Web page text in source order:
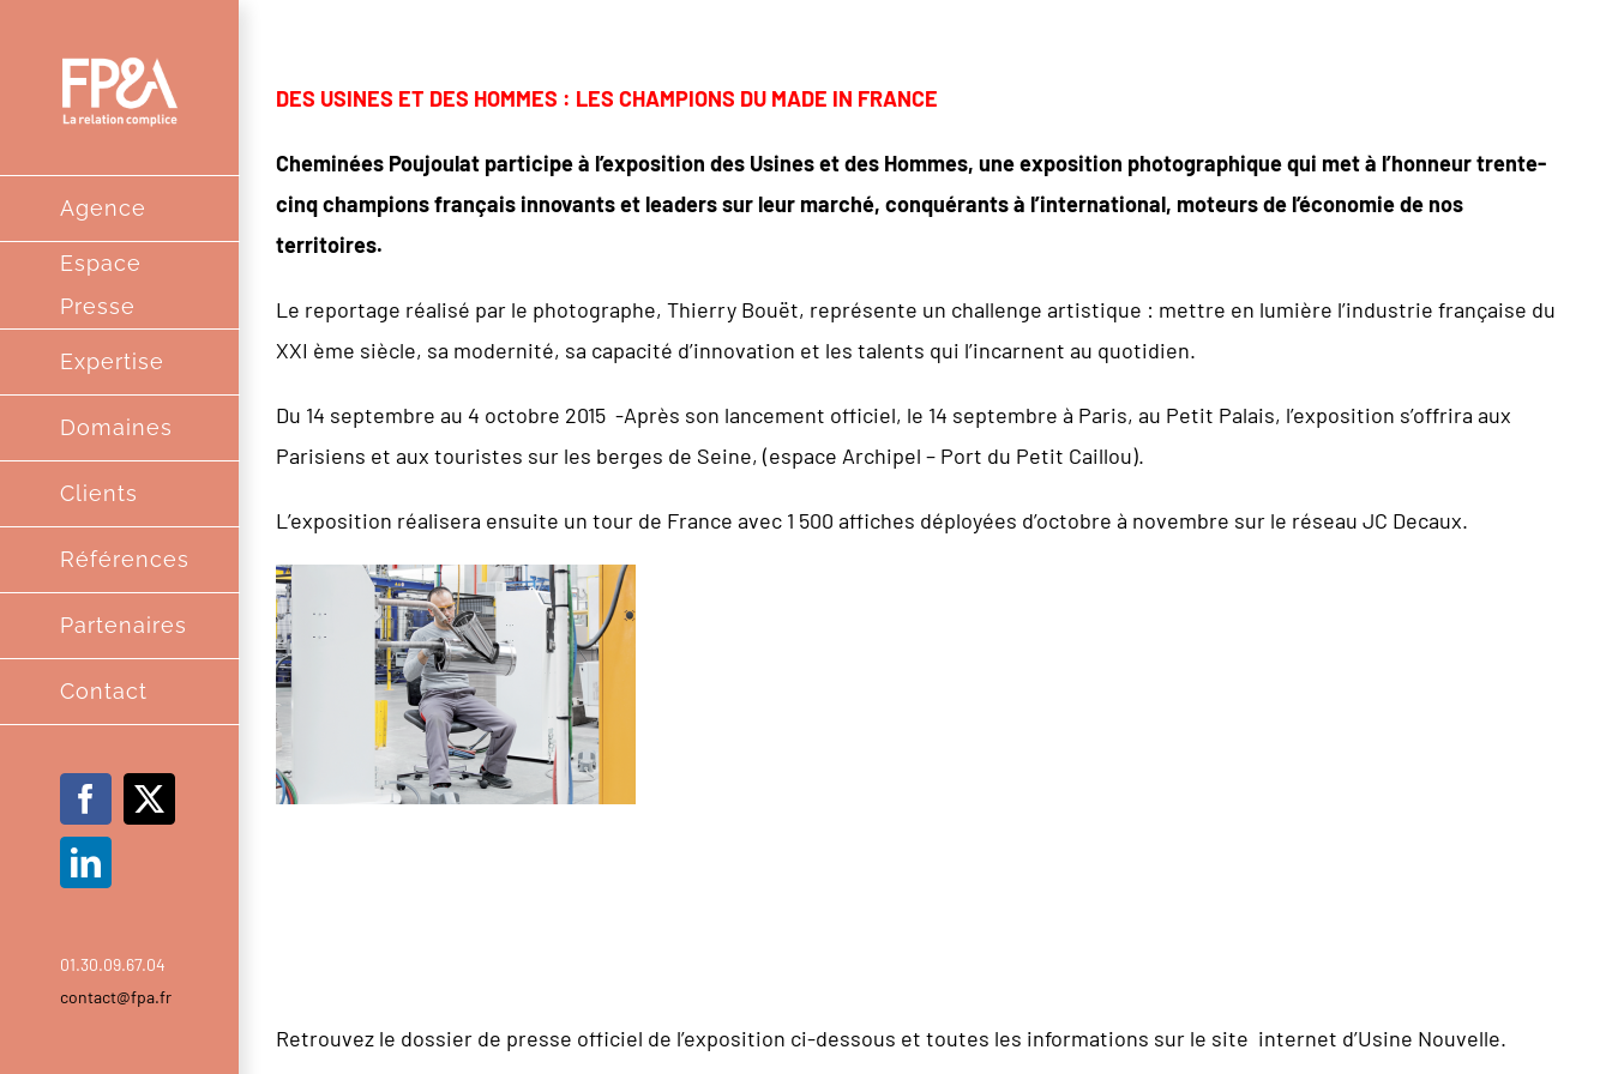
contenu
Agence
Espace
Presse
Expertise
Domaines
Clients
Références
Partenaires
Contact
Facebook
X
LinkedIn
01.30.09.67.04
contact@fpa.fr
DES USINES ET DES HOMMES : LES CHAMPIONS DU MADE IN FRANCE
Cheminées Poujoulat participe à l’exposition des Usines et des Hommes, une exposition photographique qui met à l’honneur trente-
cinq champions français innovants et leaders sur leur marché, conquérants à l’international, moteurs de l’économie de nos
territoires.
Le reportage réalisé par le photographe, Thierry Bouët, représente un challenge artistique : mettre en lumière l’industrie française du
XXI ème siècle, sa modernité, sa capacité d’innovation et les talents qui l’incarnent au quotidien.
Du 14 septembre au 4 octobre 2015 -Après son lancement officiel, le 14 septembre à Paris, au Petit Palais, l’exposition s’offrira aux
Parisiens et aux touristes sur les berges de Seine, (espace Archipel – Port du Petit Caillou).
L’exposition réalisera ensuite un tour de France avec 1 500 affiches déployées d’octobre à novembre sur le réseau JC Decaux.
Retrouvez le dossier de presse officiel de l’exposition ci-dessous et toutes les informations sur le site internet d’Usine Nouvelle.